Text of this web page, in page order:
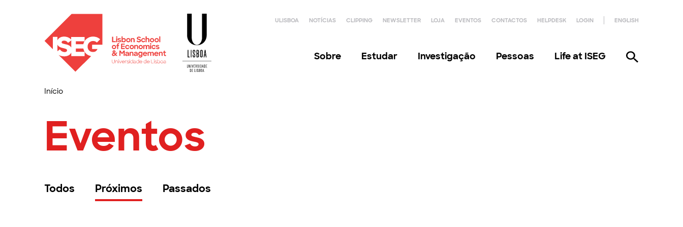
ULISBOA NOTÍCIAS CLIPPING NEWSLETTER LOJA EVENTOS CONTACTOS HELPDESK LOGIN ENGLISH
Sobre Estudar Investigação Pessoas Life at ISEG
Início
Eventos
Todos Próximos Passados